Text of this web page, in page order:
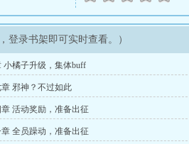
登录书架即可实时查看。）
小橘子升级，集体buff
邪神？不过如此
活动奖励，准备出征
全员躁动，准备出征